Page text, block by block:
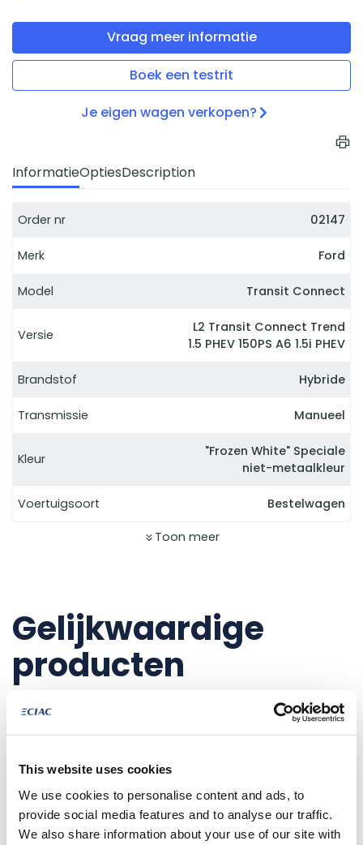
This website uses cookies
We use cookies to personalise content and ads, to
provide social media features and to analyse our traffic.
We also share information about your use of our site with
Vraag meer informatie
Boek een testrit
Je eigen wagen verkopen?
InformatieOptiesDescription
Order nr 02147
Merk Ford
Model Transit Connect
Versie
L2 Transit Connect Trend
1.5 PHEV 150PS A6 1.5i PHEV
Brandstof Hybride
Transmissie Manueel
Kleur
"Frozen White" Speciale
niet-metaalkleur
Voertuigsoort Bestelwagen
Toon meer
Gelijkwaardige
producten
NET AANGEKOMEN